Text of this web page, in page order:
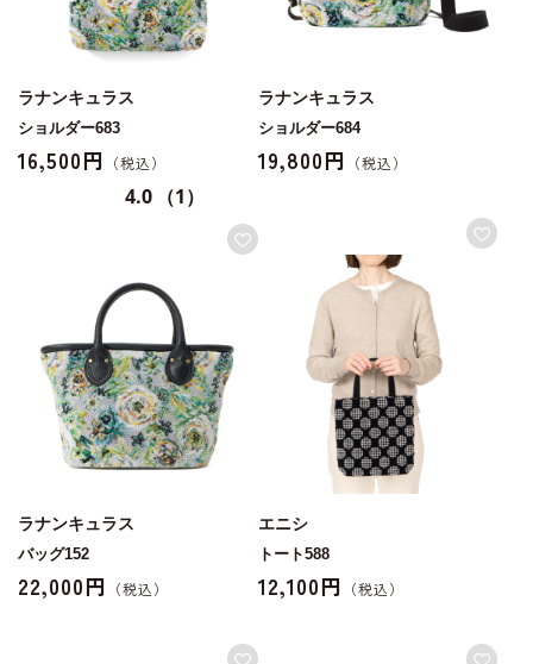
ラナンキュラス
ショルダー683
16,500円
4.0 （1）
ラナンキュラス
ショルダー684
19,800円
ラナンキュラス
バッグ152
22,000円
エニシ
トート588
12,100円